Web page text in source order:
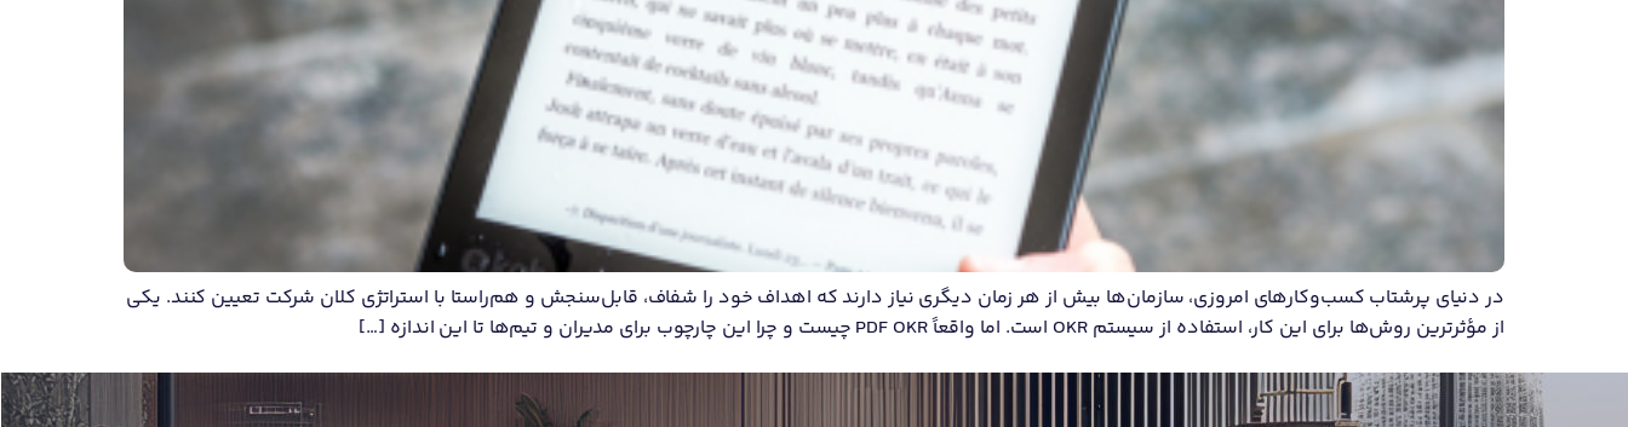
در دنیای پرشتاب کسب‌وکارهای امروزی، سازمان‌ها بیش از هر زمان دیگری نیاز دارند که اهداف خود را شفاف، قابل‌سنجش و هم‌راستا با استراتژی کلان شرکت تعیین کنند. یکی
از مؤثرترین روش‌ها برای این کار، استفاده از سیستم OKR است. اما واقعاً PDF OKR چیست و چرا این چارچوب برای مدیران و تیم‌ها تا این اندازه […]